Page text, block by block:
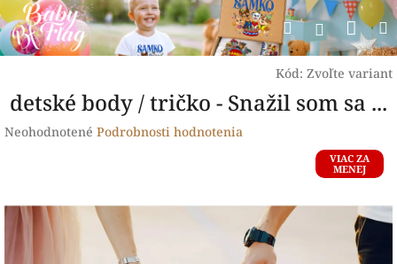
Prejsť
na
obsah
Hľadať
Kód: Zvoľte variant
detské body / tričko - Snažil som sa ...
Priemerné
0,0
z
Neohodnotené Podrobnosti hodnotenia
VIAC ZA
MENEJ